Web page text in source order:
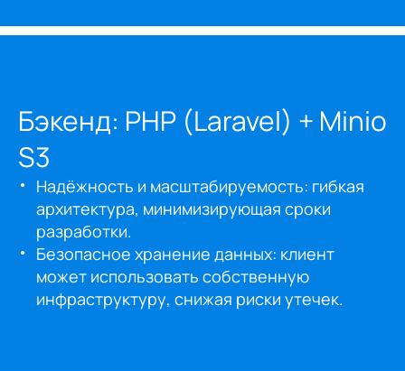
Бэкенд: PHP (Laravel) + Minio
S3
Надёжность и масштабируемость: гибкая
архитектура, минимизирующая сроки
разработки.
Безопасное хранение данных: клиент
может использовать собственную
инфраструктуру, снижая риски утечек.